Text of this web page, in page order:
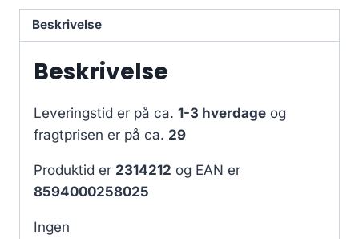
Beskrivelse
Beskrivelse
Leveringstid er på ca. 1-3 hverdage og
fragtprisen er på ca. 29
Produktid er 2314212 og EAN er
8594000258025
Ingen